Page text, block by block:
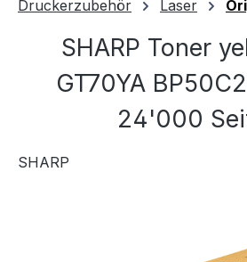
Druckerzubehör Laser
SHARP Toner
GT70YA
24'000
SHARP